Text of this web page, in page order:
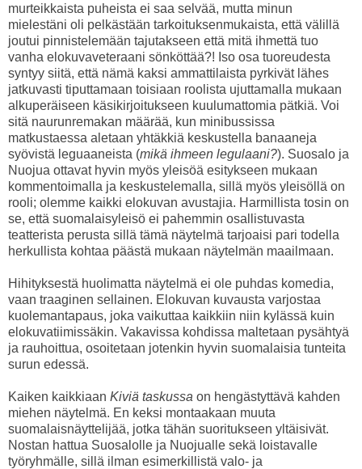
murteikkaista puheista ei saa selvää, mutta minun
mielestäni oli pelkästään tarkoituksenmukaista, että välillä
joutui pinnistelemään tajutakseen että mitä ihmettä tuo
vanha elokuvaveteraani sönköttää?! Iso osa tuoreudesta
syntyy siitä, että nämä kaksi ammattilaista pyrkivät lähes
jatkuvasti tiputtamaan toisiaan roolista ujuttamalla mukaan
alkuperäiseen käsikirjoitukseen kuulumattomia pätkiä. Voi
sitä naurunremakan määrää, kun minibussissa
matkustaessa aletaan yhtäkkiä keskustella banaaneja
syövistä leguaaneista (mikä ihmeen legulaani?). Suosalo ja
Nuojua ottavat hyvin myös yleisöä esitykseen mukaan
kommentoimalla ja keskustelemalla, sillä myös yleisöllä on
rooli; olemme kaikki elokuvan avustajia. Harmillista tosin on
se, että suomalaisyleisö ei pahemmin osallistuvasta
teatterista perusta sillä tämä näytelmä tarjoaisi pari todella
herkullista kohtaa päästä mukaan näytelmän maailmaan.
Hihityksestä huolimatta näytelmä ei ole puhdas komedia,
vaan traaginen sellainen. Elokuvan kuvausta varjostaa
kuolemantapaus, joka vaikuttaa kaikkiin niin kylässä kuin
elokuvatiimissäkin. Vakavissa kohdissa maltetaan pysähtyä
ja rauhoittua, osoitetaan jotenkin hyvin suomalaisia tunteita
surun edessä.
Kaiken kaikkiaan Kiviä taskussa on hengästyttävä kahden
miehen näytelmä. En keksi montaakaan muuta
suomalaisnäyttelijää, jotka tähän suoritukseen yltäisivät.
Nostan hattua Suosalolle ja Nuojualle sekä loistavalle
työryhmälle, sillä ilman esimerkillistä valo- ja